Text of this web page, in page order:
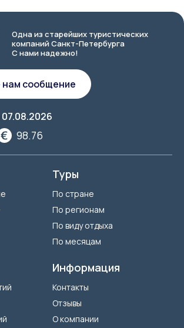
Одна из старейших туристических
компаний Санкт-Петербурга
С нами надежно!
07.08.2026
98.76
сообщение
Туры
По стране
По регионам
По виду отдыха
По месяцам
Информация
Контакты
Отзывы
О компании